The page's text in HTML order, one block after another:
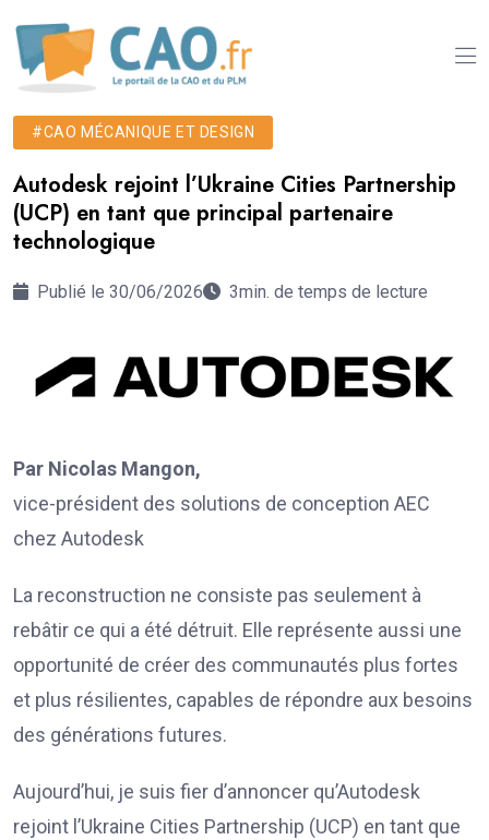
#CAO MÉCANIQUE ET DESIGN
Autodesk rejoint l’Ukraine Cities Partnership
(UCP) en tant que principal partenaire
technologique
Publié le 30/06/2026 3min. de temps de lecture
Par Nicolas Mangon,
vice-président des solutions de conception AEC
chez Autodesk
La reconstruction ne consiste pas seulement à
rebâtir ce qui a été détruit. Elle représente aussi une
opportunité de créer des communautés plus fortes
et plus résilientes, capables de répondre aux besoins
des générations futures.
Aujourd’hui, je suis fier d’annoncer qu’Autodesk
rejoint l’Ukraine Cities Partnership (UCP) en tant que